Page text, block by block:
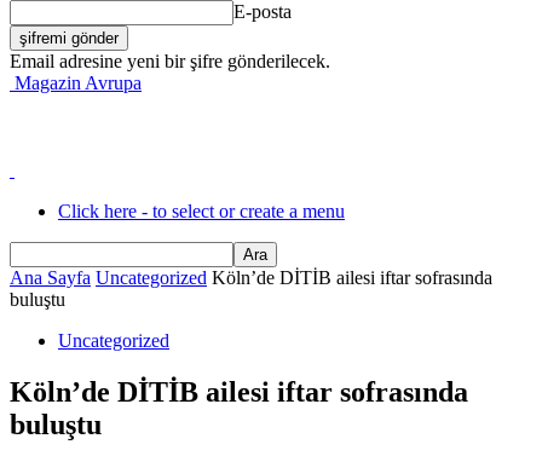
E-posta
Email adresine yeni bir şifre gönderilecek.
Magazin Avrupa
Click here - to select or create a menu
Ana Sayfa Uncategorized Köln’de DİTİB ailesi iftar sofrasında
buluştu
Uncategorized
Köln’de DİTİB ailesi iftar sofrasında
buluştu